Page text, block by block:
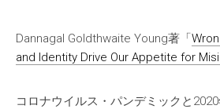
Dannagal Goldthwaite Young著「
and Identity Drive Our Appetite for
コロナウイルス・パンデミックと2020